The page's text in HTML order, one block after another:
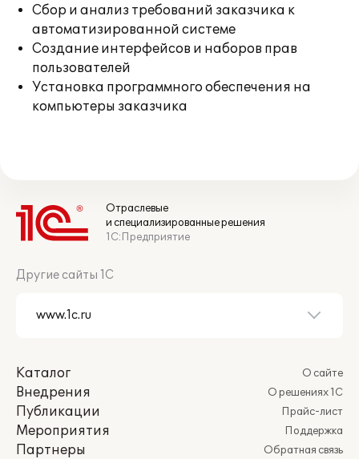
Сбор и анализ требований заказчика к
автоматизированной системе
Создание интерфейсов и наборов прав
пользователей
Установка программного обеспечения на
компьютеры заказчика
Отраслевые
и специализированные решения
1С:Предприятие
Другие сайты 1С
Каталог
Внедрения
Публикации
Мероприятия
Партнеры
О сайте
О решениях 1С
Прайс-лист
Поддержка
Обратная связь